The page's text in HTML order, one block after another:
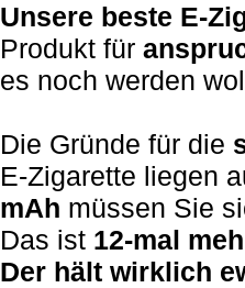
Unsere beste E-
Produkt für
es noch werden
Die Gründe für die
E-Zigarette liegen
mAh müssen Sie
Das ist 12-mal
Der hält wirklich